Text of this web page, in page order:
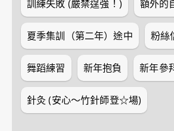
訓練失敗 (嚴禁逞強！) 額外的
夏季集訓（第二年）途中 粉絲
舞蹈練習 新年抱負 新年參
針灸 (安心～竹針師登☆場)